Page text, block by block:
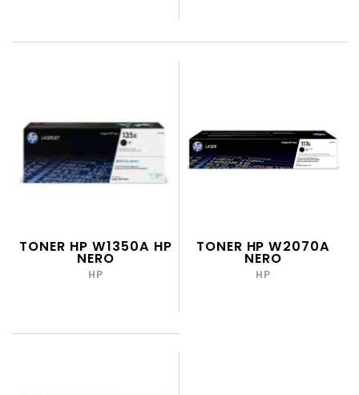
TONER HP W1350A HP
NERO
HP
TONER HP W2070A
NERO
HP